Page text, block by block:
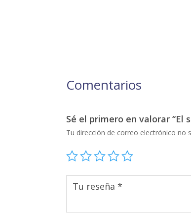
Comentarios
Sé el primero en valorar “El
Tu dirección de correo electrónico no